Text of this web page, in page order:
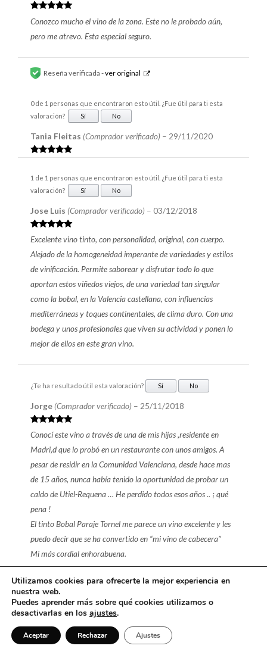
Valorado en
5de 5
Conozco mucho el vino de la zona. Este no le probado aún,
pero me atrevo. Esta especial seguro.
Tania Fleitas (Comprador verificado) – 29/11/2020
Reseña verificada -ver original
0 de 1 personas que encontraron esto útil. ¿Fue útil para ti esta
valoración?
Sí No
Valorado en
5de 5
Jose Luis (Comprador verificado) – 03/12/2018
Excelente vino tinto, con personalidad, original, con cuerpo.
Alejado de la homogeneidad imperante de variedades y estilos
de vinificación. Permite saborear y disfrutar todo lo que
aportan estos viñedos viejos, de una variedad tan singular
como la bobal, en la Valencia castellana, con influencias
mediterráneas y toques continentales, de clima duro. Con una
bodega y unos profesionales que viven su actividad y ponen lo
mejor de ellos en este gran vino.
1 de 1 personas que encontraron esto útil. ¿Fue útil para ti esta
valoración?
Sí No
Valorado en
5de 5
Jorge (Comprador verificado) – 25/11/2018
Conocí este vino a través de una de mis hijas ,residente en
Madri,d que lo probó en un restaurante con unos amigos. A
pesar de residir en la Comunidad Valenciana, desde hace mas
de 15 años, nunca había tenido la oportunidad de probar un
caldo de Utiel-Requena … He perdido todos esos años .. ¡ qué
pena !
El tinto Bobal Paraje Tornel me parece un vino excelente y les
puedo decir que se ha convertido en “mi vino de cabecera”
Mi más cordial enhorabuena.
¿Te ha resultado útil esta valoración? Sí No
Valorado en
Sergio– 27/06/2018
El mejor vino que hemos tomado mi familia y yo
¿Te ha resultado útil esta valoración?
Utilizamos cookies para ofrecerte la mejor experiencia en
nuestra web.
Puedes aprender más sobre qué cookies utilizamos o
desactivarlas en los ajustes.
Aceptar Rechazar Ajustes